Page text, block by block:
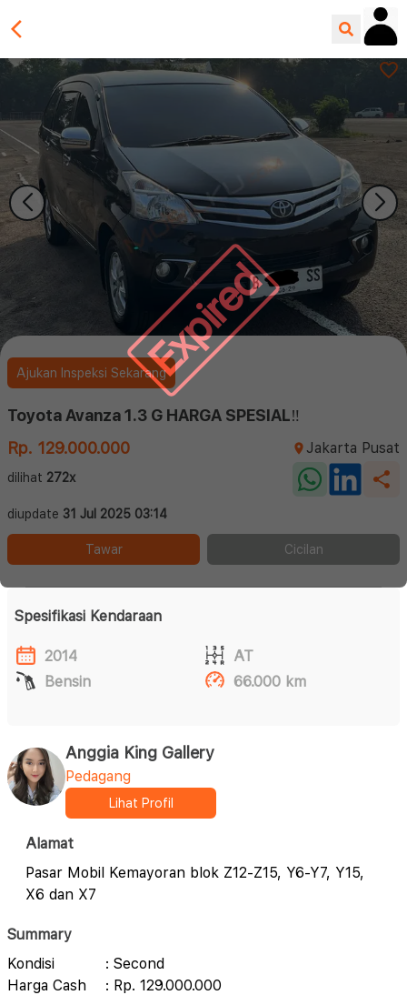
Expired
Ajukan Inspeksi Sekarang
Toyota Avanza 1.3 G HARGA SPESIAL‼️
Rp. 129.000.000
Jakarta Pusat
dilihat 272x
diupdate 31 Jul 2025 03:14
Tawar Cicilan
Spesifikasi Kendaraan
2014
AT
Bensin
66.000 km
Anggia King Gallery
Pedagang
Lihat Profil
Alamat
Pasar Mobil Kemayoran blok Z12-Z15, Y6-Y7, Y15,
X6 dan X7
Summary
Kondisi
: Second
Harga Cash
: Rp. 129.000.000